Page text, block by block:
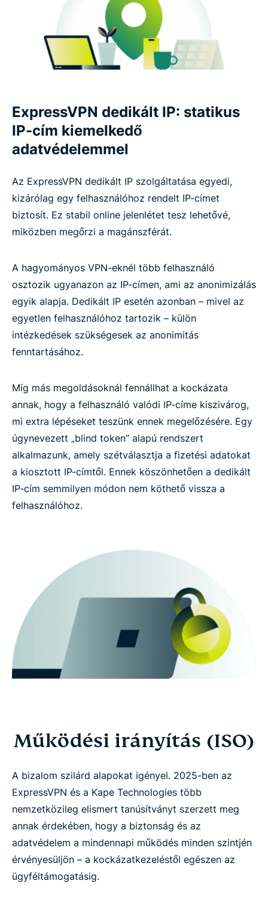
ExpressVPN dedikált IP: statikus
IP-cím kiemelkedő
adatvédelemmel
Az ExpressVPN dedikált IP szolgáltatása egyedi,
kizárólag egy felhasználóhoz rendelt IP-címet
biztosít. Ez stabil online jelenlétet tesz lehetővé,
miközben megőrzi a magánszférát.
A hagyományos VPN-eknél több felhasználó
osztozik ugyanazon az IP-címen, ami az anonimizálás
egyik alapja. Dedikált IP esetén azonban – mivel az
egyetlen felhasználóhoz tartozik – külön
intézkedések szükségesek az anonimitás
fenntartásához.
Míg más megoldásoknál fennállhat a kockázata
annak, hogy a felhasználó valódi IP-címe kiszivárog,
mi extra lépéseket teszünk ennek megelőzésére. Egy
úgynevezett „blind token” alapú rendszert
alkalmazunk, amely szétválasztja a fizetési adatokat
a kiosztott IP-címtől. Ennek köszönhetően a dedikált
IP-cím semmilyen módon nem köthető vissza a
felhasználóhoz.
Működési irányítás (ISO)
A bizalom szilárd alapokat igényel. 2025-ben az
ExpressVPN és a Kape Technologies több
nemzetközileg elismert tanúsítványt szerzett meg
annak érdekében, hogy a biztonság és az
adatvédelem a mindennapi működés minden szintjén
érvényesüljön – a kockázatkezeléstől egészen az
ügyféltámogatásig.